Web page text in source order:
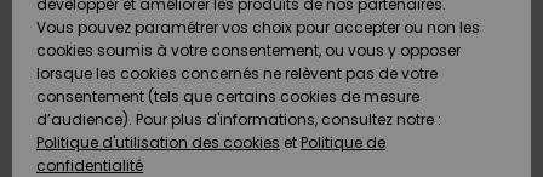
Snow
Nouveautés
Snow
Nouveautés
Communauté
A
Découvrir
Communauté
AIDE &
CONTACT
Quiksilver
Freedom
Protection
des
MAGASINS
développer et améliorer les produits de nos partenaires.
Vous pouvez paramétrer vos choix pour accepter ou non les
cookies soumis à votre consentement, ou vous y opposer
lorsque les cookies concernés ne relèvent pas de votre
consentement (tels que certains cookies de mesure
d’audience). Pour plus d'informations, consultez notre :
Politique d'utilisation des cookies et Politique de
confidentialité